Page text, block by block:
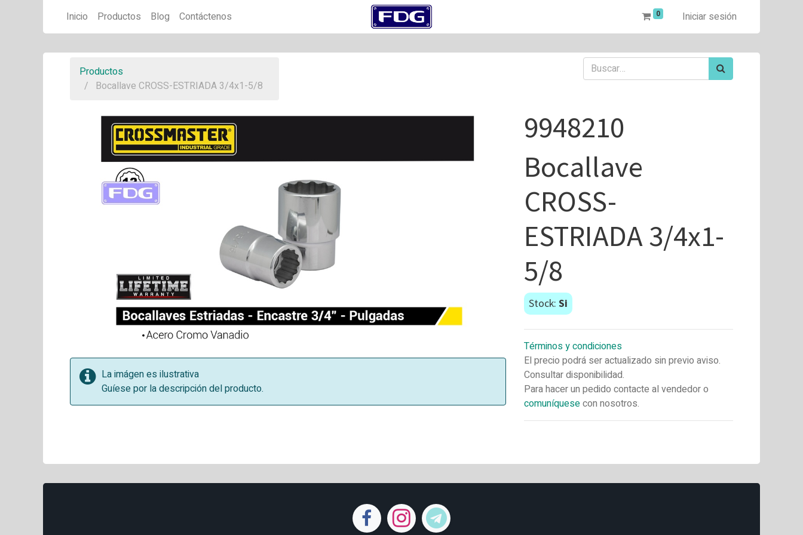
Inicio Productos Blog Contáctenos 0 Iniciar sesión
Productos
Bocallave CROSS-ESTRIADA 3/4x1-5/8
La imágen es ilustrativa
Guíese por la descripción del producto.
9948210
Bocallave
CROSS-
ESTRIADA 3/4x1-
5/8
Stock: Si
Términos y condiciones
El precio podrá ser actualizado sin previo aviso.
Consultar disponibilidad.
Para hacer un pedido contacte al vendedor o
comuníquesecon nosotros.